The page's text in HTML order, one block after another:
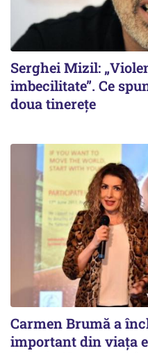
Serghei Mizil:
imbecilitate”. Ce
doua tinerețe
Carmen Brumă a
important din viața